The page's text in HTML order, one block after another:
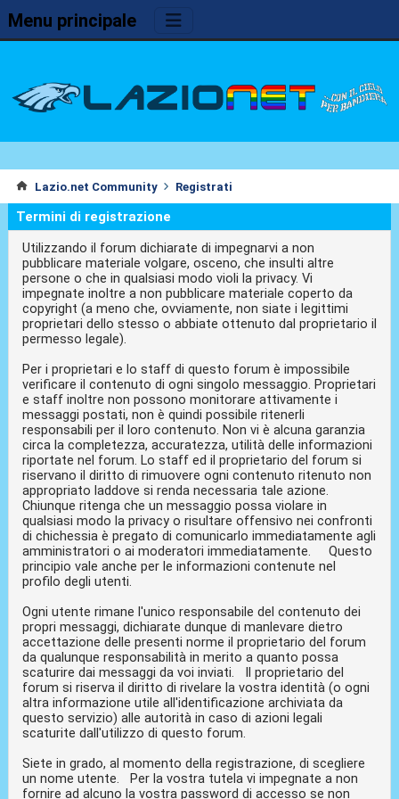
Menu principale
Lazio.net Community Registrati
Termini di registrazione
Utilizzando il forum dichiarate di impegnarvi a non
pubblicare materiale volgare, osceno, che insulti altre
persone o che in qualsiasi modo violi la privacy. Vi
impegnate inoltre a non pubblicare materiale coperto da
copyright (a meno che, ovviamente, non siate i legittimi
proprietari dello stesso o abbiate ottenuto dal proprietario il
permesso legale).
Per i proprietari e lo staff di questo forum è impossibile
verificare il contenuto di ogni singolo messaggio. Proprietari
e staff inoltre non possono monitorare attivamente i
messaggi postati, non è quindi possibile ritenerli
responsabili per il loro contenuto. Non vi è alcuna garanzia
circa la completezza, accuratezza, utilità delle informazioni
riportate nel forum. Lo staff ed il proprietario del forum si
riservano il diritto di rimuovere ogni contenuto ritenuto non
appropriato laddove si renda necessaria tale azione.
Chiunque ritenga che un messaggio possa violare in
qualsiasi modo la privacy o risultare offensivo nei confronti
di chichessia è pregato di comunicarlo immediatamente agli
amministratori o ai moderatori immediatamente. Questo
principio vale anche per le informazioni contenute nel
profilo degli utenti.
Ogni utente rimane l'unico responsabile del contenuto dei
propri messaggi, dichiarate dunque di manlevare dietro
accettazione delle presenti norme il proprietario del forum
da qualunque responsabilità in merito a quanto possa
scaturire dai messaggi da voi inviati. Il proprietario del
forum si riserva il diritto di rivelare la vostra identità (o ogni
altra informazione utile all'identificazione archiviata da
questo servizio) alle autorità in caso di azioni legali
scaturite dall'utilizzo di questo forum.
Siete in grado, al momento della registrazione, di scegliere
un nome utente. Per la vostra tutela vi impegnate a non
fornire ad alcuno la vostra password di accesso se non